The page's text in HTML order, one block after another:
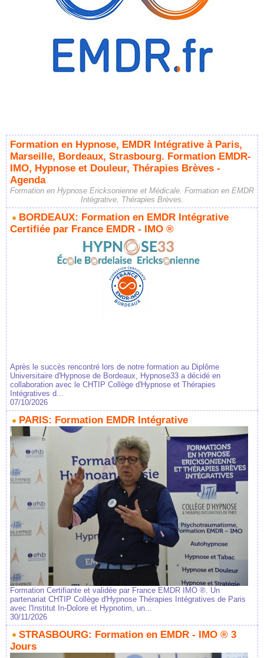
Formation en Hypnose, EMDR Intégrative à Paris,
Marseille, Bordeaux, Strasbourg. Formation EMDR-
IMO, Hypnose et Douleur, Thérapies Brèves -
Agenda
Formation en Hypnose Ericksonienne et Médicale. Formation en EMDR
Intégrative, Thérapies Brèves.
BORDEAUX: Formation en EMDR Intégrative
Certifiée par France EMDR - IMO ®
Après le succès rencontré lors de notre formation au Diplôme
Universitaire d'Hypnose de Bordeaux, Hypnose33 a décidé en
collaboration avec le CHTIP Collège d'Hypnose et Thérapies
Intégratives d...
07/10/2026
PARIS: Formation EMDR Intégrative
Formation Certifiante et validée par France EMDR IMO ®. Un
partenariat CHTIP Collège d'Hypnose Thérapies Intégratives de Paris
avec l'Institut In-Dolore et Hypnotim, un...
30/11/2026
STRASBOURG: Formation en EMDR - IMO ® 3
Jours